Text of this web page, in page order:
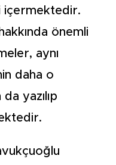
içermektedir.
önemli
aynı
daha o
yazılıp